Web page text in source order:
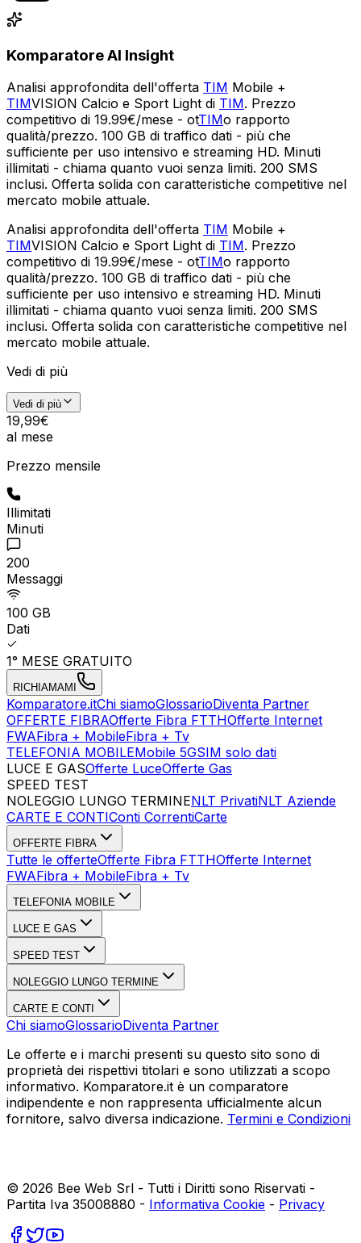
Komparatore AI Insight
Analisi approfondita dell'offerta TIM Mobile +
TIMVISION Calcio e Sport Light di TIM. Prezzo
competitivo di 19.99€/mese - otTIMo rapporto
qualità/prezzo. 100 GB di traffico dati - più che
sufficiente per uso intensivo e streaming HD. Minuti
illimitati - chiama quanto vuoi senza limiti. 200 SMS
inclusi. Offerta solida con caratteristiche competitive nel
mercato mobile attuale.
Analisi approfondita dell'offerta TIM Mobile +
TIMVISION Calcio e Sport Light di TIM. Prezzo
competitivo di 19.99€/mese - otTIMo rapporto
qualità/prezzo. 100 GB di traffico dati - più che
sufficiente per uso intensivo e streaming HD. Minuti
illimitati - chiama quanto vuoi senza limiti. 200 SMS
inclusi. Offerta solida con caratteristiche competitive nel
mercato mobile attuale.
Vedi di più
Vedi di più
19,99€
al mese
Prezzo mensile
Illimitati
Minuti
200
Messaggi
100 GB
Dati
1° MESE GRATUITO
RICHIAMAMI
Komparatore.itChi siamoGlossarioDiventa Partner
OFFERTE FIBRAOfferte Fibra FTTHOfferte Internet
FWAFibra + MobileFibra + Tv
TELEFONIA MOBILEMobile 5GSIM solo dati
LUCE E GASOfferte LuceOfferte Gas
SPEED TEST
NOLEGGIO LUNGO TERMINENLT PrivatiNLT Aziende
CARTE E CONTIConti CorrentiCarte
OFFERTE FIBRA
Tutte le offerteOfferte Fibra FTTHOfferte Internet
FWAFibra + MobileFibra + Tv
TELEFONIA MOBILE
LUCE E GAS
SPEED TEST
NOLEGGIO LUNGO TERMINE
CARTE E CONTI
Chi siamoGlossarioDiventa Partner
Le offerte e i marchi presenti su questo sito sono di
proprietà dei rispettivi titolari e sono utilizzati a scopo
informativo. Komparatore.it è un comparatore
indipendente e non rappresenta ufficialmente alcun
fornitore, salvo diversa indicazione. Termini e Condizioni
© 2026 Bee Web Srl - Tutti i Diritti sono Riservati -
Partita Iva 35008880 - Informativa Cookie - Privacy